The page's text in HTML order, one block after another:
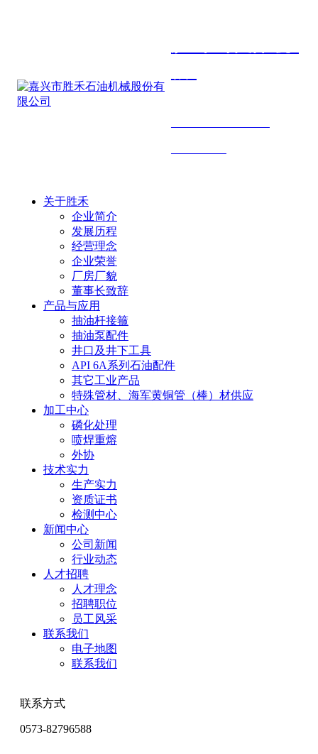
关于胜禾
企业简介
发展历程
经营理念
企业荣誉
厂房厂貌
董事长致辞
产品与应用
抽油杆接箍
抽油泵配件
井口及井下工具
API 6A系列石油配件
其它工业产品
特殊管材、海军黄铜管（棒）材供应
加工中心
磷化处理
喷焊重熔
外协
技术实力
生产实力
资质证书
检测中心
新闻中心
公司新闻
行业动态
人才招聘
人才理念
招聘职位
员工风采
联系我们
电子地图
联系我们
联系方式
0573-82796588